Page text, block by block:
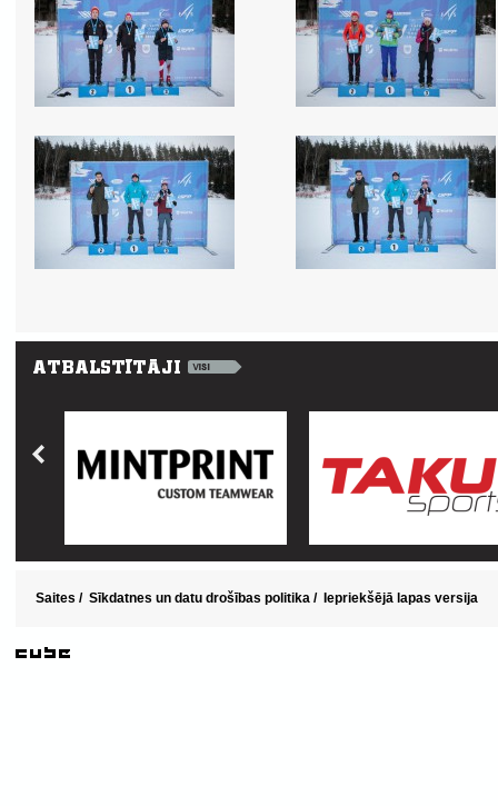
Saites / Sīkdatnes un datu drošības politika / Iepriekšējā lapas versija